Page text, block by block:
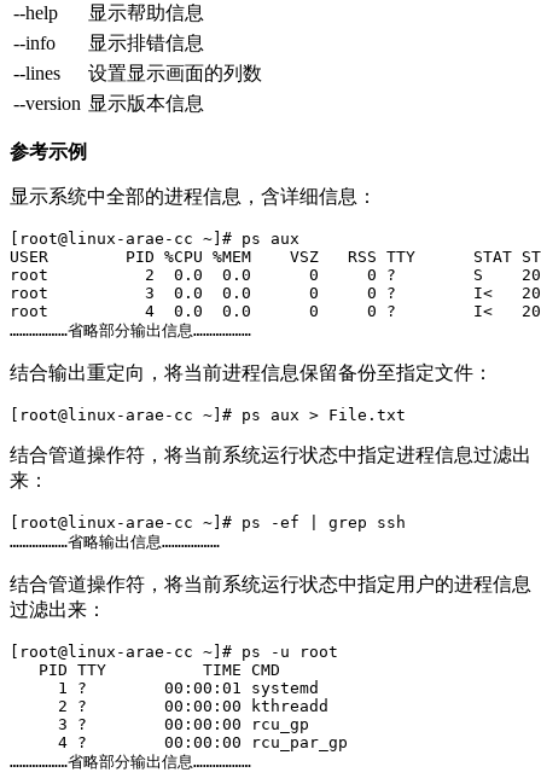
--help
显示帮助信息
--info
显示排错信息
--lines
设置显示画面的列数
--version 显示版本信息
参考示例
显示系统中全部的进程信息，含详细信息：
[root@linux-arae-cc ~]# ps aux
USER        PID %CPU %MEM    VSZ   RSS TTY      STAT
root          2  0.0  0.0      0     0 ?        S
root          3  0.0  0.0      0     0 ?        I<
root          4  0.0  0.0      0     0 ?        I<
………………省略部分输出信息………………
结合输出重定向，将当前进程信息保留备份至指定文件：
[root@linux-arae-cc ~]# ps aux > File.txt
结合管道操作符，将当前系统运行状态中指定进程信息过滤出
来：
[root@linux-arae-cc ~]# ps -ef | grep ssh
………………省略输出信息………………
结合管道操作符，将当前系统运行状态中指定用户的进程信息
过滤出来：
[root@linux-arae-cc ~]# ps -u root
   PID TTY          TIME CMD
     1 ?        00:00:01 systemd
     2 ?        00:00:00 kthreadd
     3 ?        00:00:00 rcu_gp
     4 ?        00:00:00 rcu_par_gp
………………省略部分输出信息………………